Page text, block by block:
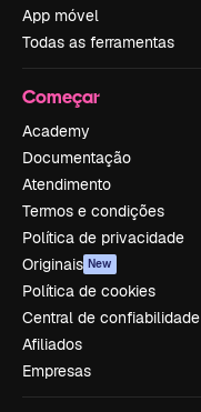
App móvel
Todas as ferramentas
Começar
Academy
Documentação
Atendimento
Termos e condições
Política de privacidade
Originais New
Política de cookies
Central de confiabilidade
Afiliados
Empresas